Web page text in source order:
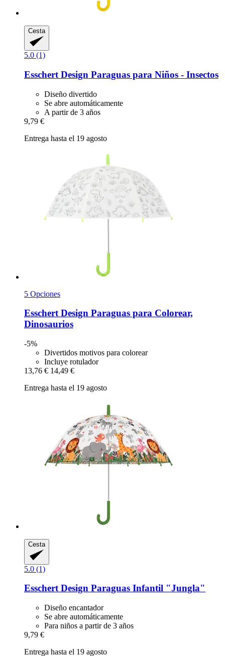
Cesta
5.0 (1)
Esschert Design Paraguas para Niños -​ Insectos
Diseño divertido
Se abre automáticamente
A partir de 3 años
9,79 €
Entrega hasta el 19 agosto
5 Opciones
Esschert Design Paraguas para Colorear,
Dinosaurios
-5%
Divertidos motivos para colorear
Incluye rotulador
13,76 € 14,49 €
Entrega hasta el 19 agosto
Cesta
5.0 (1)
Esschert Design Paraguas Infantil "Jungla"
Diseño encantador
Se abre automáticamente
Para niños a partir de 3 años
9,79 €
Entrega hasta el 19 agosto